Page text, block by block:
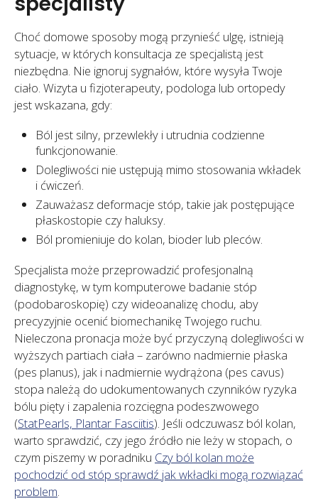
Choć domowe sposoby mogą przynieść ulgę, istnieją
sytuacje, w których konsultacja ze specjalistą jest
niezbędna. Nie ignoruj sygnałów, które wysyła Twoje
ciało. Wizyta u fizjoterapeuty, podologa lub ortopedy
jest wskazana, gdy:
Ból jest silny, przewlekły i utrudnia codzienne
funkcjonowanie.
Dolegliwości nie ustępują mimo stosowania wkładek
i ćwiczeń.
Zauważasz deformacje stóp, takie jak postępujące
płaskostopie czy haluksy.
Ból promieniuje do kolan, bioder lub pleców.
Specjalista może przeprowadzić profesjonalną
diagnostykę, w tym komputerowe badanie stóp
(podobaroskopię) czy wideoanalizę chodu, aby
precyzyjnie ocenić biomechanikę Twojego ruchu.
Nieleczona pronacja może być przyczyną dolegliwości w
wyższych partiach ciała – zarówno nadmiernie płaska
(pes planus), jak i nadmiernie wydrążona (pes cavus)
stopa należą do udokumentowanych czynników ryzyka
bólu pięty i zapalenia rozcięgna podeszwowego
(StatPearls, Plantar Fasciitis). Jeśli odczuwasz ból kolan,
warto sprawdzić, czy jego źródło nie leży w stopach, o
czym piszemy w poradniku Czy ból kolan może
pochodzić od stóp sprawdź jak wkładki mogą rozwiązać
problem.